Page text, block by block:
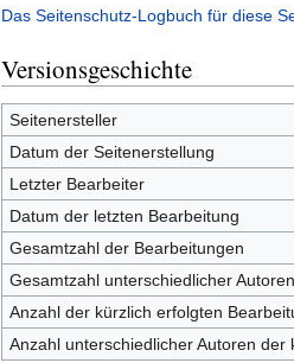
Das Seitenschutz-Logbuch für diese
Versionsgeschichte
Seitenersteller
Datum der Seitenerstellung
Letzter Bearbeiter
Datum der letzten Bearbeitung
Gesamtzahl der Bearbeitungen
Gesamtzahl unterschiedlicher Autoren
Anzahl der kürzlich erfolgten
Anzahl unterschiedlicher Autoren